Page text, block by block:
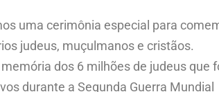
uma cerimônia especial para
judeus, muçulmanos e cristãos.
dos 6 milhões de judeus que
durante a Segunda Guerra Mundial